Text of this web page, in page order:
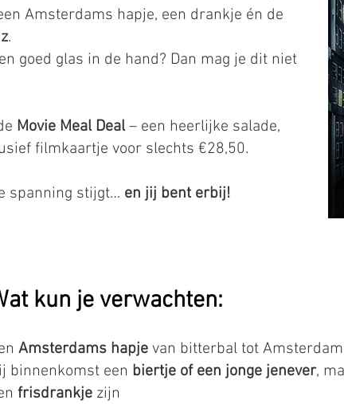
Amsterdams hapje, een drankje én de
.
goed glas in de hand? Dan mag je dit niet
Movie Meal Deal– een heerlijke salade,
filmkaartje voor slechts €28,50.
spanning stijgt… en jij bent erbij!
kun je verwachten:
Amsterdams hapje van bitterbal tot
binnenkomst een biertje of een jonge jenever,
frisdrankje zijn